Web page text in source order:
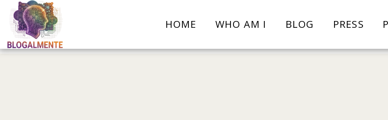
HOME WHO AM I BLOG PRESS